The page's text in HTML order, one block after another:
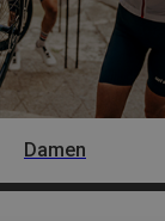
Damen